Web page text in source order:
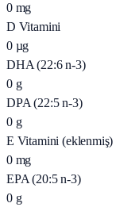
0 mg
D Vitamini
0 µg
DHA (22:6 n-3)
0 g
DPA (22:5 n-3)
0 g
E Vitamini (eklenmiş)
0 mg
EPA (20:5 n-3)
0 g